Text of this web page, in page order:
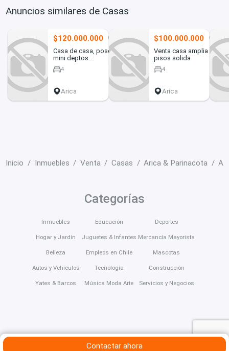
Anuncios similares de Casas
$120.000.000
9
Casa de casa, posee 4
mini deptos.
independientes
4
Arica
$100.000.000
1
Venta casa amplia 3
pisos solida
4
Arica
Inicio Inmuebles Venta Casas Arica & Parinacota
Contactar ahora
Categorías
Inmuebles
Hogar y Jardín
Belleza
Autos y Vehículos
Yates & Barcos
Educación
Juguetes & Infantes
Empleos en Chile
Tecnología
Música Moda Arte
Deportes
Mercancía Mayorista
Mascotas
Construcción
Servicios y Negocios